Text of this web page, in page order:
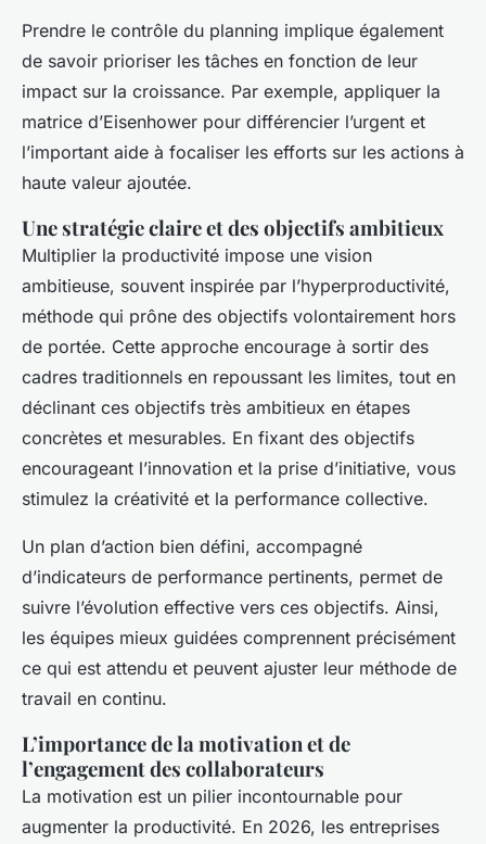
Prendre le contrôle du planning implique également
de savoir prioriser les tâches en fonction de leur
impact sur la croissance. Par exemple, appliquer la
matrice d’Eisenhower pour différencier l’urgent et
l’important aide à focaliser les efforts sur les actions à
haute valeur ajoutée.
Une stratégie claire et des objectifs ambitieux
Multiplier la productivité impose une vision
ambitieuse, souvent inspirée par l’hyperproductivité,
méthode qui prône des objectifs volontairement hors
de portée. Cette approche encourage à sortir des
cadres traditionnels en repoussant les limites, tout en
déclinant ces objectifs très ambitieux en étapes
concrètes et mesurables. En fixant des objectifs
encourageant l’innovation et la prise d’initiative, vous
stimulez la créativité et la performance collective.
Un plan d’action bien défini, accompagné
d’indicateurs de performance pertinents, permet de
suivre l’évolution effective vers ces objectifs. Ainsi,
les équipes mieux guidées comprennent précisément
ce qui est attendu et peuvent ajuster leur méthode de
travail en continu.
L’importance de la motivation et de
l’engagement des collaborateurs
La motivation est un pilier incontournable pour
augmenter la productivité. En 2026, les entreprises